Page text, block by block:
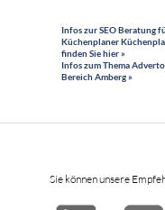
Infos zur SEO Beratung
Küchenplaner
finden Sie hier »
Infos zum Thema
Bereich Amberg »
Sie können unsere